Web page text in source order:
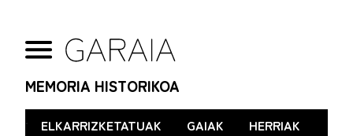
MEMORIA HISTORIKOA
. ELKARRIZKETATUAK GAIAK
HERRIAK